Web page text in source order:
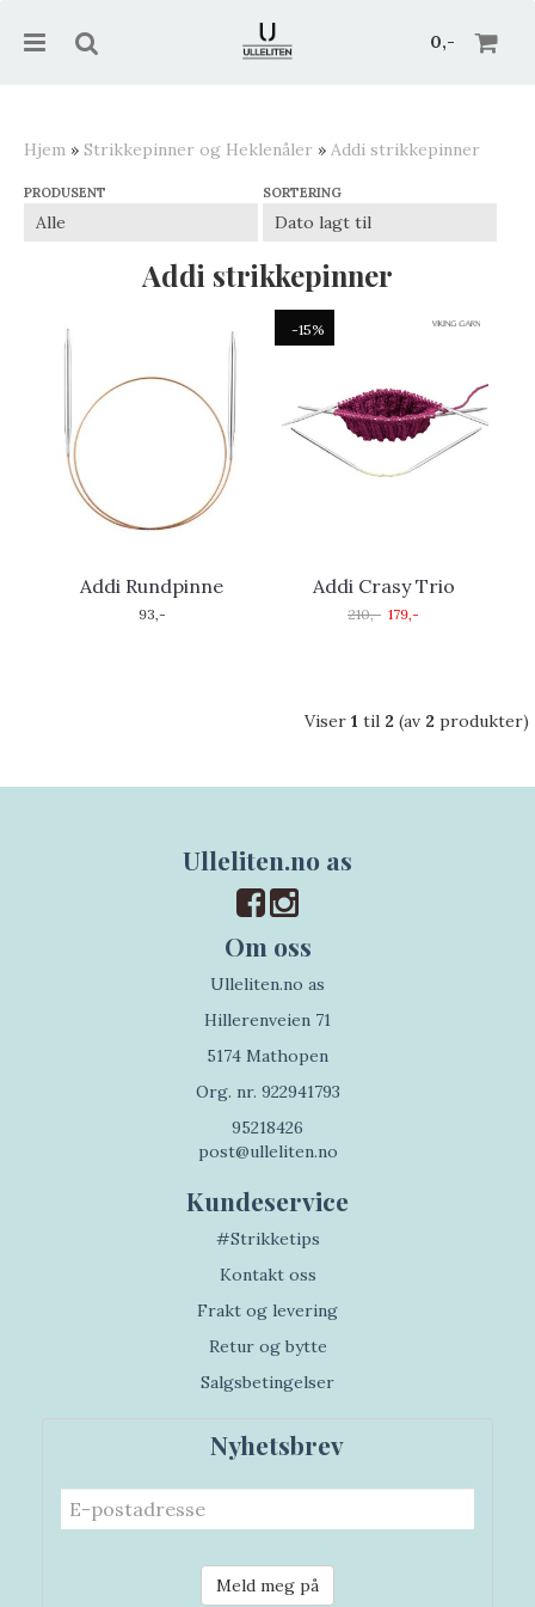
0,-
Hjem » Strikkepinner og Heklenåler » Addi strikkepinner
PRODUSENT SORTERING
Addi strikkepinner
Addi Rundpinne
93,-
-15%
Addi Crasy Trio
210,- 179,-
Viser 1 til 2 (av 2 produkter)
Ulleliten.no as
Om oss
Ulleliten.no as
Hillerenveien 71
5174 Mathopen
Org. nr. 922941793
95218426
post@ulleliten.no
Kundeservice
#Strikketips
Kontakt oss
Frakt og levering
Retur og bytte
Salgsbetingelser
Nyhetsbrev
Meld meg på